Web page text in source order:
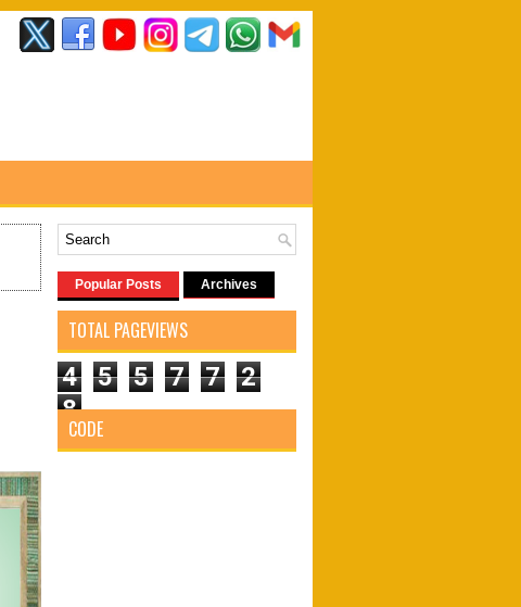
Popular Posts Archives
TOTAL PAGEVIEWS
4 5 5 7 7
2
8
CODE